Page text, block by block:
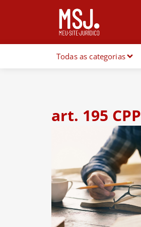
Todas as categorias
art. 195 CPP